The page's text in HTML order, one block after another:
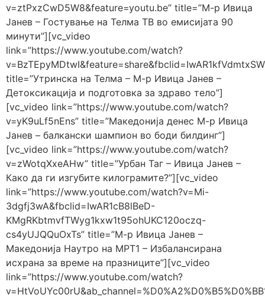
v=ztPxzCwD5W8&feature=youtu.be” title=”М-р Ивица
Јанев – Гостување на Телма ТВ во емисијата 90
минути”][vc_video
link=”https://www.youtube.com/watch?
title=”Утринска на Телма – М-р Ивица Јанев –
Детоксикација и подготовка за здраво тело”]
[vc_video link=”https://www.youtube.com/watch?
v=yK9uLf5nEns” title=”Македонија денес М-р Ивица
Јанев – балкански шампион во боди билдинг”]
[vc_video link=”https://www.youtube.com/watch?
v=zWotqXxeAHw” title=”Урбан Таг – Ивица Јанев –
Како да ги изгубите килограмите?”][vc_video
link=”https://www.youtube.com/watch?v=Mi-
3dgfj3wA&fbclid=IwAR1cB8lBeD-
KMgRKbtmvfTWyg1kxw1t95ohUKC120oczq-
cs4yUJQQuOxTs” title=”М-р Ивица Јанев –
Македонија Наутро на МРТ1 – Избалансирана
исхрана за време на празниците”][vc_video
link=”https://www.youtube.com/watch?